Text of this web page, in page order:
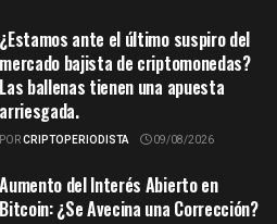
¿Estamos ante el último suspiro del
mercado bajista de criptomonedas?
Las ballenas tienen una apuesta
arriesgada.
PORCRIPTOPERIODISTA 09/08/2026
Aumento del Interés Abierto en
Bitcoin: ¿Se Avecina una Corrección?